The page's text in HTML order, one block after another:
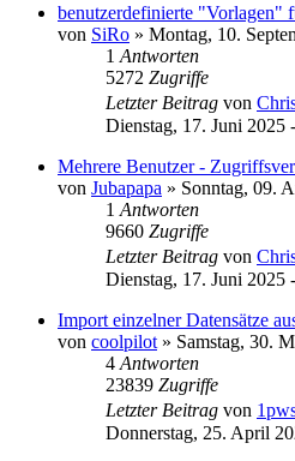
benutzerdefinierte "Vorlagen"
von SiRo » Montag, 10.
1 Antworten
5272 Zugriffe
Letzter Beitrag von
Dienstag, 17. Juni 2025
Mehrere Benutzer -
von Jubapapa » Sonntag, 09.
1 Antworten
9660 Zugriffe
Letzter Beitrag von
Dienstag, 17. Juni 2025
Import einzelner Datensätze
von coolpilot » Samstag, 30.
4 Antworten
23839 Zugriffe
Letzter Beitrag von
Donnerstag, 25. April